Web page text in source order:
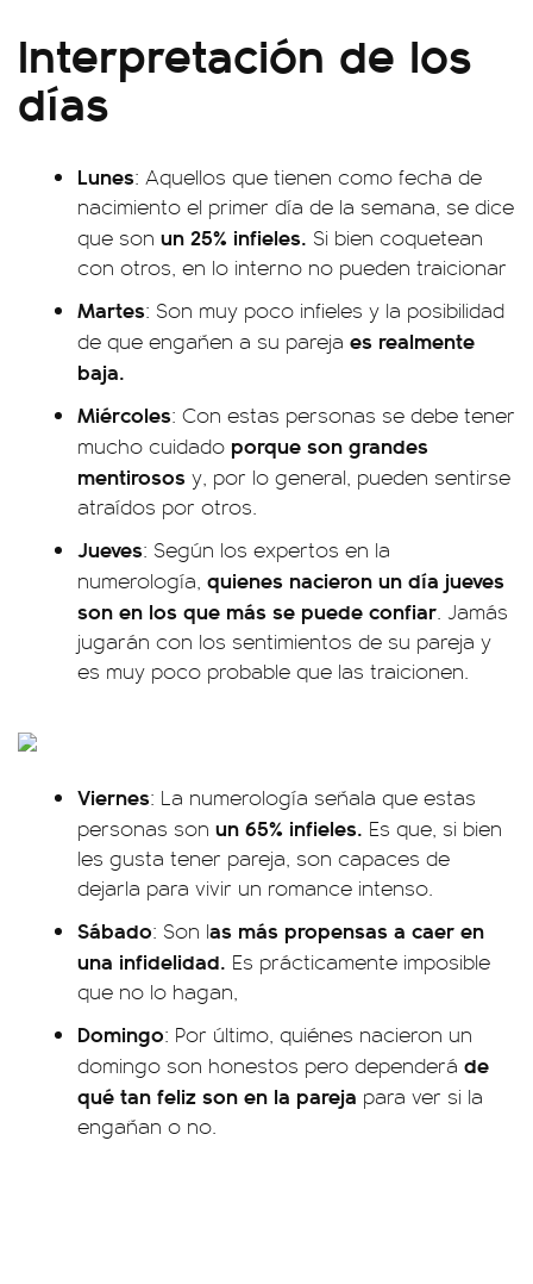
Interpretación de los
días
Lunes: Aquellos que tienen como fecha de
nacimiento el primer día de la semana, se dice
que son un 25% infieles. Si bien coquetean
con otros, en lo interno no pueden traicionar
Martes: Son muy poco infieles y la posibilidad
de que engañen a su pareja es realmente
baja.
Miércoles: Con estas personas se debe tener
mucho cuidado porque son grandes
mentirosos y, por lo general, pueden sentirse
atraídos por otros.
Jueves: Según los expertos en la
numerología, quienes nacieron un día jueves
son en los que más se puede confiar. Jamás
jugarán con los sentimientos de su pareja y
es muy poco probable que las traicionen.
Viernes: La numerología señala que estas
personas son un 65% infieles. Es que, si bien
les gusta tener pareja, son capaces de
dejarla para vivir un romance intenso.
Sábado: Son las más propensas a caer en
una infidelidad. Es prácticamente imposible
que no lo hagan,
Domingo: Por último, quiénes nacieron un
domingo son honestos pero dependerá de
qué tan feliz son en la pareja para ver si la
engañan o no.